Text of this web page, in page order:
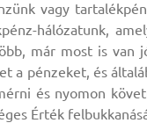
vagy
hálózatunk,
már most is van
a pénzeket, és
és nyomon
Érték